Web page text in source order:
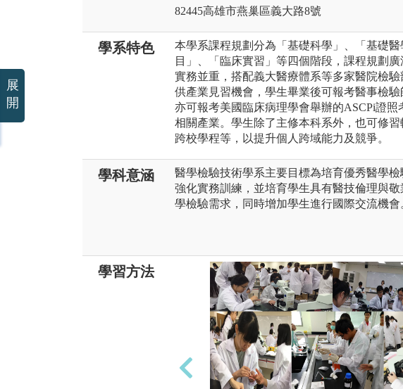
82445高雄市燕巢區義大路8號
學系特色
本學系課程規劃分為「基礎科學」、「基礎
目」、「臨床實習」等四個階段，課程規劃
實務並重，搭配義大醫療體系等多家醫院檢
供產業見習機會，學生畢業後可報考醫事檢驗
亦可報考美國臨床病理學會舉辦的ASCPi證照
相關產業。學生除了主修本科系外，也可修習
跨校學程等，以提升個人跨域能力及競爭。
學科意涵
醫學檢驗技術學系主要目標為培育優秀醫學檢
強化實務訓練，並培育學生具有醫技倫理與
學檢驗需求，同時增加學生進行國際交流機會
學習方法
展
開